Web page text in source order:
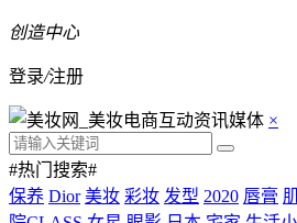
创造中心
登录/注册
×
#热门搜索#
保养 Dior 美妆 彩妆 发型 2020 唇膏